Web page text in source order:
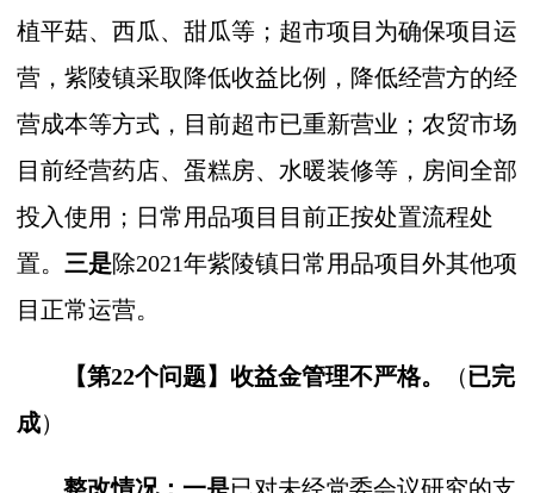
植平菇、西瓜、甜瓜等；超市项目为确保项目运
营，紫陵镇采取降低收益比例，降低经营方的经
营成本等方式，目前超市已重新营业；农贸市场
目前经营药店、蛋糕房、水暖装修等，房间全部
投入使用；日常用品项目目前正按处置流程处
置。 三是除2021年紫陵镇日常用品项目外其他项
目正常运营。
【第22个问题】收益金管理不严格。 （已完
成）